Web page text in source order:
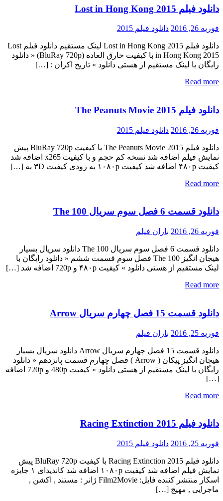
دانلود فیلم Lost in Hong Kong 2015
فوریه 26, 2016 دانلود فیلم 2015
دانلود فیلم Lost in Hong Kong 2015 لینک مستقیم دانلود فیلم Lost
in Hong Kong 2015 با کیفیت خارق العاده (BluRay 720p) « دانلود
رایگان با لینک مستقیم از هستی دانلود » تاریخ اکران : […]
Read more
دانلود فیلم The Peanuts Movie 2015
فوریه 26, 2016 دانلود فیلم 2015
دانلود فیلم The Peanuts Movie 2015 با کیفیت BluRay 720p پیش
نمایش فیلم اضافه شد نسخه کم حجم و با کیفیت x265 اضافه شد
کیفیت ۴۸۰p اضافه شد کیفیت ۱۰۸۰p به زودی کیفیت ۳D به […]
Read more
دانلود قسمت 6 فصل سوم سریال The 100
فوریه 26, 2016 باران فیلم
دانلود قسمت 6 فصل سوم سریال The 100 دانلود سریال بسیار
هیجان انگیز The 100 فصل سوم قسمت ششم « دانلود رایگان با
لینک مستقیم از هستی دانلود » کیفیت ۴۸۰p و 720p اضافه شد […]
Read more
دانلود قسمت 15 فصل چهارم سریال Arrow
فوریه 25, 2016 باران فیلم
دانلود قسمت 15 فصل چهارم سریال Arrow دانلود سریال بسیار
هیجان انگیز پیکان ( Arrow ) فصل چهارم قسمت پانزدهم « دانلود
رایگان با لینک مستقیم از هستی دانلود » کیفیت 480p و 720p اضافه
[…]
Read more
دانلود فیلم Racing Extinction 2015
فوریه 25, 2016 دانلود فیلم 2015
دانلود فیلم Racing Extinction 2015 با کیفیت BluRay 720p پیش
نمایش فیلم اضافه شد کیفیت ۱۰۸۰p اضافه شد کاندیدای ۱ جایزه
اسکار منتشر کننده فایل: Film2Movie ژانر : مستند , اکشن ,
ماجرایی , مهیج […]